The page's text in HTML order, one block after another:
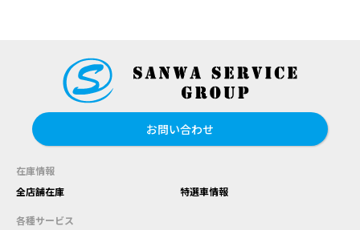
お問い合わせ
在庫情報
全店舗在庫
特選車情報
各種サービス